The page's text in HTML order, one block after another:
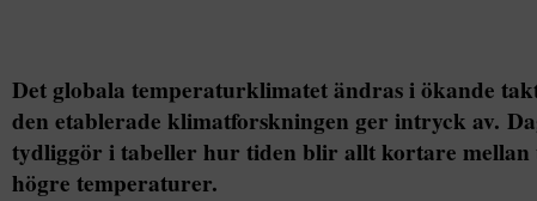
Det globala temperaturklimatet ändras i ökande
den etablerade klimatforskningen ger intryck av.
tydliggör i tabeller hur tiden blir allt kortare mellan
högre temperaturer.